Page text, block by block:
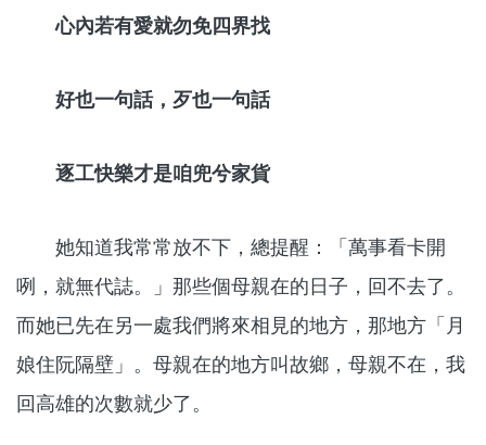
心內若有愛就勿免四界找
好也一句話，歹也一句話
逐工快樂才是咱兜兮家貨
她知道我常常放不下，總提醒：「萬事看卡開
咧，就無代誌。」那些個母親在的日子，回不去了。
而她已先在另一處我們將來相見的地方，那地方「月
娘住阮隔壁」。母親在的地方叫故鄉，母親不在，我
回高雄的次數就少了。